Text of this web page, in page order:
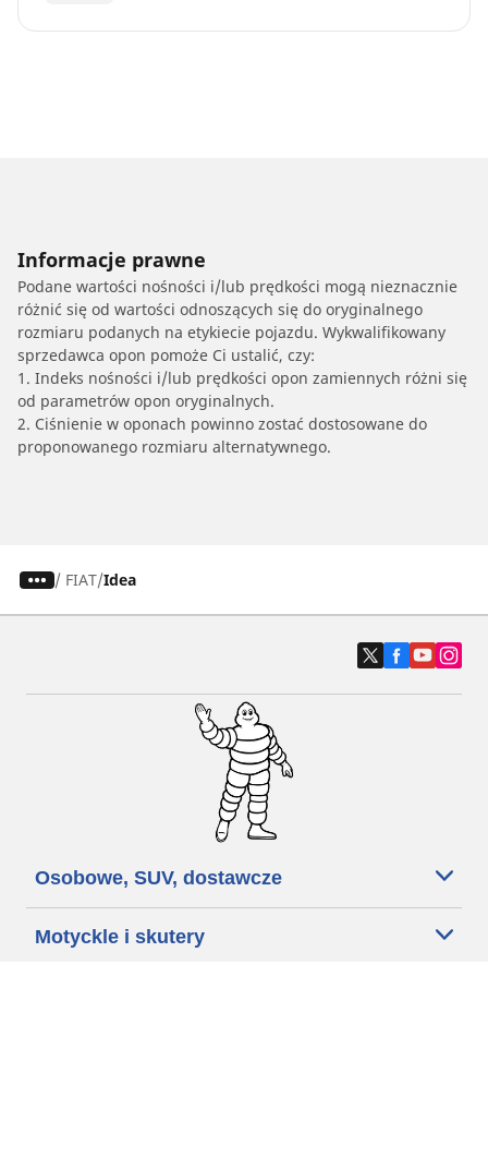
Informacje prawne
Podane wartości nośności i/lub prędkości mogą nieznacznie
różnić się od wartości odnoszących się do oryginalnego
rozmiaru podanych na etykiecie pojazdu. Wykwalifikowany
sprzedawca opon pomoże Ci ustalić, czy:
1. Indeks nośności i/lub prędkości opon zamiennych różni się
od parametrów opon oryginalnych.
2. Ciśnienie w oponach powinno zostać dostosowane do
proponowanego rozmiaru alternatywnego.
/ FIAT Idea
Osobowe, SUV, dostawcze
Motyckle i skutery